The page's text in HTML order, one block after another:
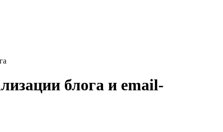
блога и email-